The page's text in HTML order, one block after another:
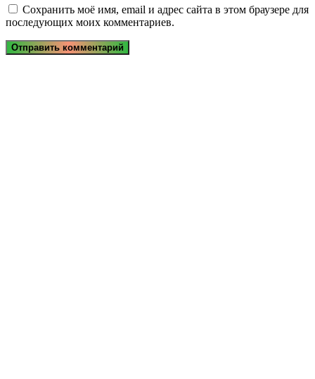
Сохранить моё имя, email и адрес сайта в этом браузере для
последующих моих комментариев.